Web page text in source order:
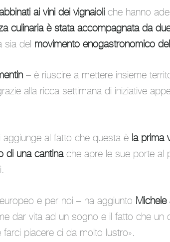
ai vini dei vignaioli che hanno
culinaria è stata accompagnata da
sia del movimento enogastronomico
– è riuscire a mettere insieme
alla ricca settimana di iniziative
aggiunge al fatto che questa è la prima
di una cantinache apre le sue porte al
e per noi – ha aggiunto
dar vita ad un sogno e il fatto che un
piacere ci da molto lustro».